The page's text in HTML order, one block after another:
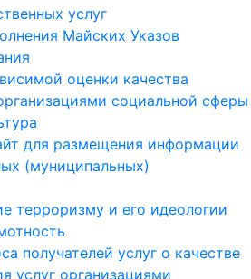
услуг
Майских Указов
оценки качества
социальной сферы
для размещения информации
(муниципальных)
терроризму и его идеологии
получателей услуг о качестве
услуг организациями